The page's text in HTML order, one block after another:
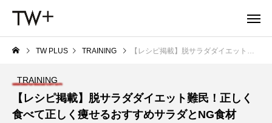
TW PLUS TRAINING 【レシピ掲載】脱サラダダイエット難民！正しく食べて正しく痩せるおすすめサラダとNG食材
TRAINING
【レシピ掲載】脱サラダダイエット難民！正しく
食べて正しく痩せるおすすめサラダとNG食材